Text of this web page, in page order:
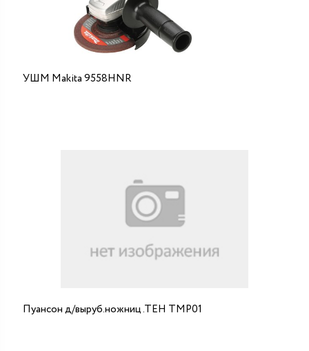
УШМ Makita 9558HNR
Пуансон д/выруб.ножниц .ТЕН ТMP01